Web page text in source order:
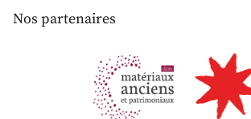
Nos partenaires